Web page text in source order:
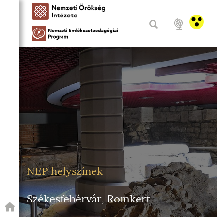
NEP helyszínek
Székesfehérvár, Romkert